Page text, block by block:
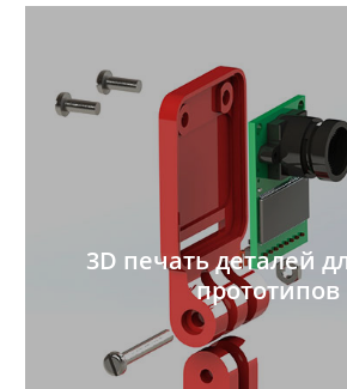
3D печать деталей
прототипов